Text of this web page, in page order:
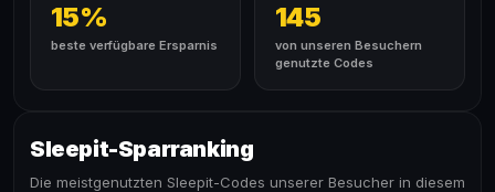
15%
beste verfügbare Ersparnis
145
von unseren Besuchern
genutzte Codes
Sleepit-Sparranking
Die meistgenutzten Sleepit-Codes unserer Besucher in diesem